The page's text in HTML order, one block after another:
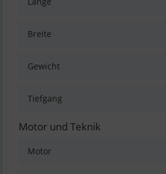
Breite
Gewicht
Tiefgang
Motor und Teknik
Motor